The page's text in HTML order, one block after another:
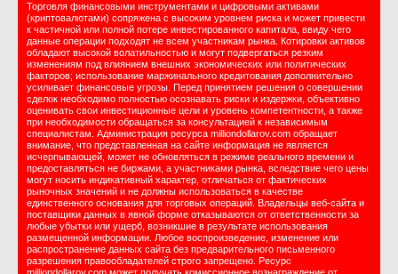
Торговля финансовыми инструментами и цифровыми активами
(криптовалютами) сопряжена с высоким уровнем риска и может привести
к частичной или полной потере инвестированного капитала, ввиду чего
данные операции подходят не всем участникам рынка. Котировки активов
обладают высокой волатильностью и могут подвергаться резким
изменениям под влиянием внешних экономических или политических
факторов; использование маржинального кредитования дополнительно
усиливает финансовые угрозы. Перед принятием решения о совершении
сделок необходимо полностью осознавать риски и издержки, объективно
оценивать свои инвестиционные цели и уровень компетентности, а также
при необходимости обращаться за консультацией к независимым
специалистам. Администрация ресурса milliondollarov.com обращает
внимание, что представленная на сайте информация не является
исчерпывающей, может не обновляться в режиме реального времени и
предоставляться не биржами, а участниками рынка, вследствие чего цены
могут носить индикативный характер, отличаться от фактических
рыночных значений и не должны использоваться в качестве
единственного основания для торговых операций. Владельцы веб-сайта и
поставщики данных в явной форме отказываются от ответственности за
любые убытки или ущерб, возникшие в результате использования
размещенной информации. Любое воспроизведение, изменение или
распространение данных сайта без предварительного письменного
разрешения правообладателей строго запрещено. Ресурс